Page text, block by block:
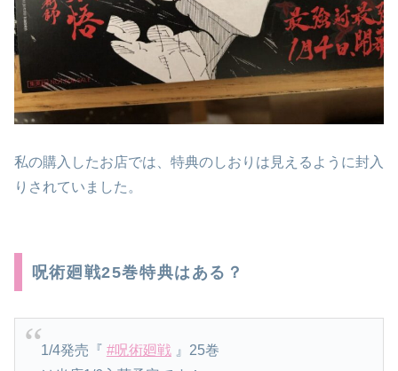
私の購入したお店では、特典のしおりは見えるように封入
りされていました。
呪術廻戦25巻特典はある？
1/4発売『 #呪術廻戦』25巻